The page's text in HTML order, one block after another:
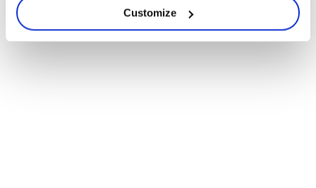
Customize